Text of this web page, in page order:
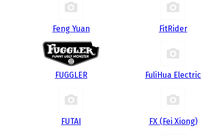
Feng Yuan FitRider
FUGGLER FuliHua Electric
FUTAI FX (Fei Xiong)